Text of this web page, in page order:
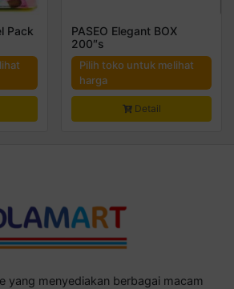
Pack
PASEO Elegant BOX
200″s
Pilih toko untuk melihat
harga
Detail
yang menyediakan berbagai macam